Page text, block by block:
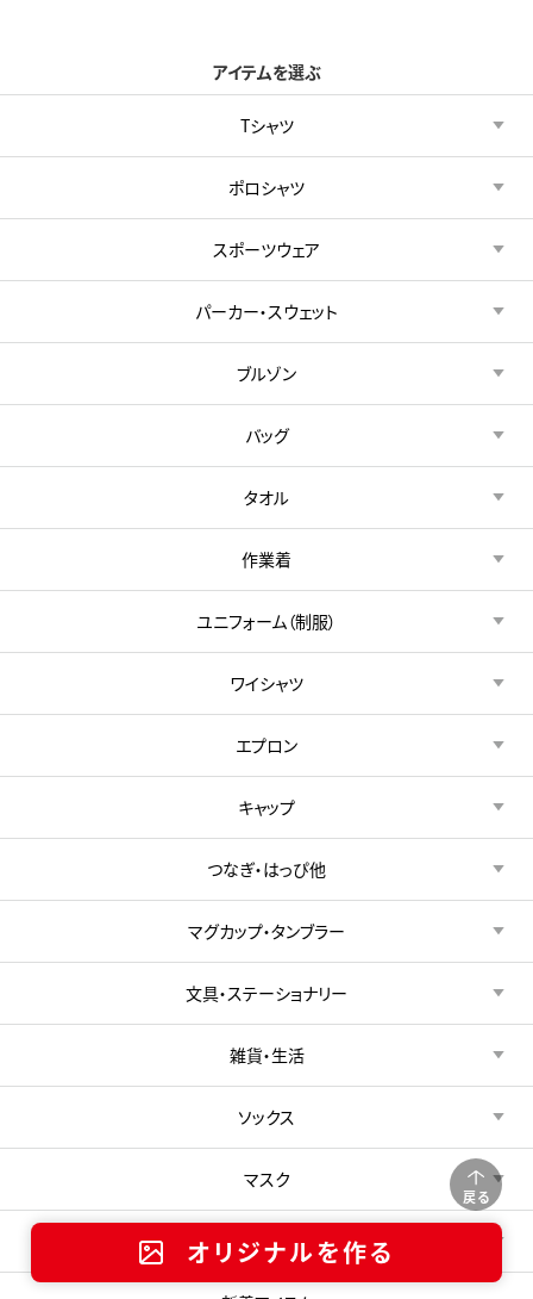
戻る
オリジナルを作る
アイテムを選ぶ
Tシャツ
ポロシャツ
スポーツウェア
パーカー・スウェット
ブルゾン
バッグ
タオル
作業着
ユニフォーム（制服）
ワイシャツ
エプロン
キャップ
つなぎ・はっぴ他
マグカップ・タンブラー
文具・ステーショナリー
雑貨・生活
ソックス
マスク
アイテム（その他）